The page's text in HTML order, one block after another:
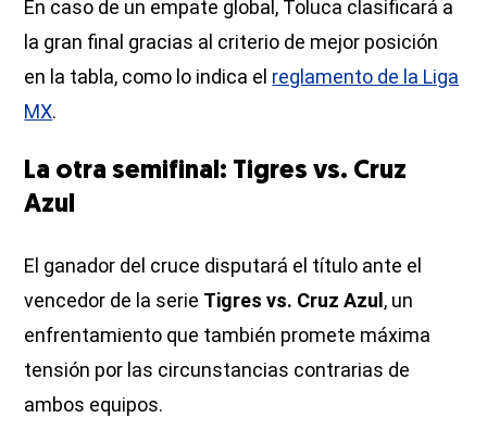
En caso de un empate global, Toluca clasificará a
la gran final gracias al criterio de mejor posición
en la tabla, como lo indica el reglamento de la Liga
MX.
La otra semifinal: Tigres vs. Cruz
Azul
El ganador del cruce disputará el título ante el
vencedor de la serie Tigres vs. Cruz Azul, un
enfrentamiento que también promete máxima
tensión por las circunstancias contrarias de
ambos equipos.